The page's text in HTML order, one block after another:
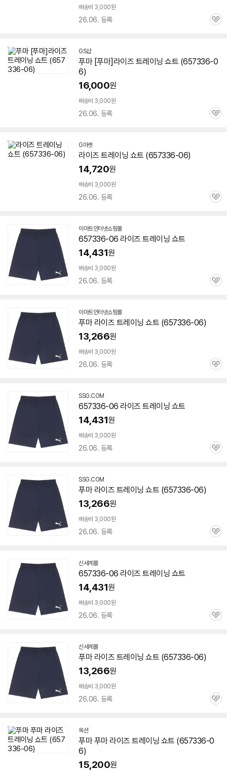
배송비 3,000원
26.06. 등록
관
GS샵
푸마 [푸마]라이즈 트레이닝 쇼트 (657336-0
6)
16,000원
배송비 3,000원
26.06. 등록
관
G마켓
라이즈 트레이닝 쇼트 (657336-06)
14,720원
배송비 3,000원
26.06. 등록
관
이마트인터넷쇼핑몰
657336-06 라이즈 트레이닝 쇼트
14,431원
배송비 3,000원
26.06. 등록
관
이마트인터넷쇼핑몰
푸마 라이즈 트레이닝 쇼트 (657336-06)
13,266원
배송비 3,000원
26.06. 등록
관
SSG.COM
657336-06 라이즈 트레이닝 쇼트
14,431원
배송비 3,000원
26.06. 등록
관
SSG.COM
푸마 라이즈 트레이닝 쇼트 (657336-06)
13,266원
배송비 3,000원
26.06. 등록
관
신세계몰
657336-06 라이즈 트레이닝 쇼트
14,431원
배송비 3,000원
26.06. 등록
관
신세계몰
푸마 라이즈 트레이닝 쇼트 (657336-06)
13,266원
배송비 3,000원
26.06. 등록
관
옥션
푸마 푸마 라이즈 트레이닝 쇼트 (657336-0
6)
15,200원